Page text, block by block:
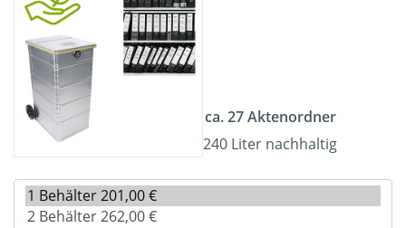
ca. 27 Aktenordner
240 Liter nachhaltig